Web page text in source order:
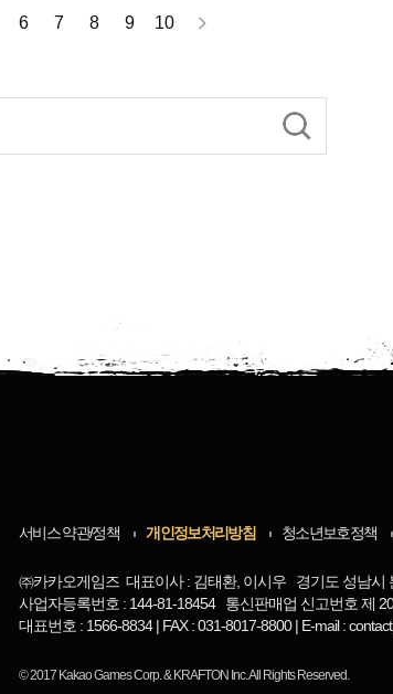
6 7 8 9 10
서비스 약관/정책 개인정보처리방침 청소년보호정책
㈜카카오게임즈 대표이사 : 김태환, 이시우 경기도 성남시
사업자등록번호 : 144-81-18454 통신판매업 신고번호 제
대표번호 : 1566-8834 | FAX : 031-8017-8800 | E-mail :
© 2017 Kakao Games Corp.& KRAFTON Inc.All Rights Reserved.